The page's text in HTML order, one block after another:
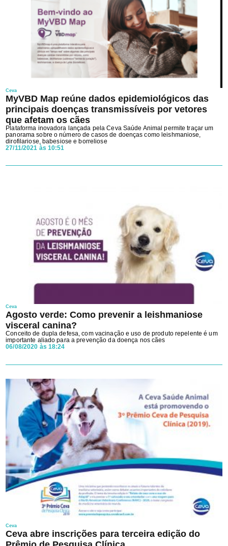
Ceva
MyVBD Map reúne dados epidemiológicos das
principais doenças transmissíveis por vetores
que afetam os cães
Plataforma inovadora lançada pela Ceva Saúde Animal permite traçar um
panorama sobre o número de casos de doenças como leishmaniose,
dirofilariose, babesiose e borreliose
27/11/2021 às 10:51
Ceva
Agosto verde: Como prevenir a leishmaniose
visceral canina?
Conceito de dupla defesa, com vacinação e uso de produto repelente é um
importante aliado para a prevenção da doença nos cães
06/08/2020 às 18:24
Ceva
Ceva abre inscrições para terceira edição do